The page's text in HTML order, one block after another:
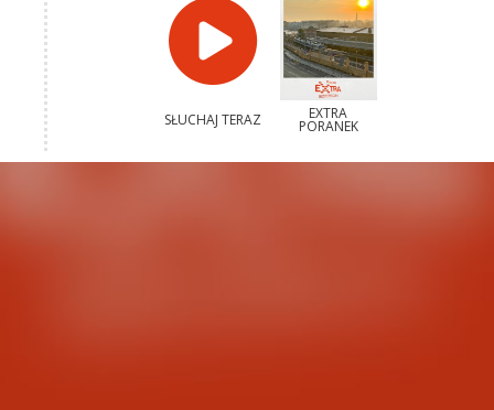
SŁUCHAJ TERAZ EXTRA
PORANEK